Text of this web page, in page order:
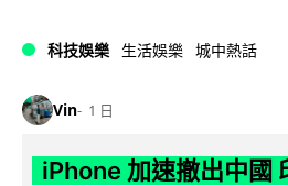
科技娛樂 生活娛樂 城中熱話
Vin 1 日
iPhone 加速撤出中國